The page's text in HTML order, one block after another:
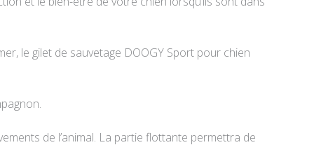
le gilet de sauvetage DOOGY Sport pour chien
de l’animal. La partie flottante permettra de